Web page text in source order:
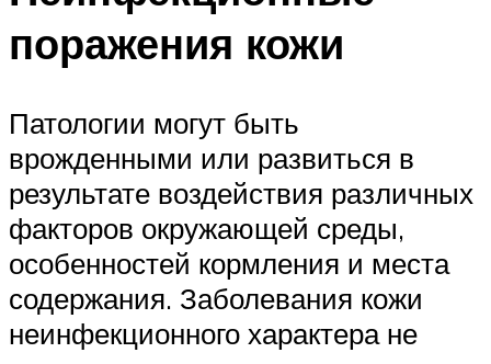
поражения кожи
Патологии могут быть
врожденными или развиться в
результате воздействия различных
факторов окружающей среды,
особенностей кормления и места
содержания. Заболевания кожи
неинфекционного характера не